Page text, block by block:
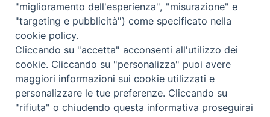
seguici su
Channel
Informativa Privacy
COPYRIGHT © 2013-2025
"miglioramento dell'esperienza", "misurazione" e
"targeting e pubblicità") come specificato nella
cookie policy.
Cliccando su "accetta" acconsenti all'utilizzo dei
cookie. Cliccando su "personalizza" puoi avere
maggiori informazioni sui cookie utilizzati e
personalizzare le tue preferenze. Cliccando su
"rifiuta" o chiudendo questa informativa proseguirai